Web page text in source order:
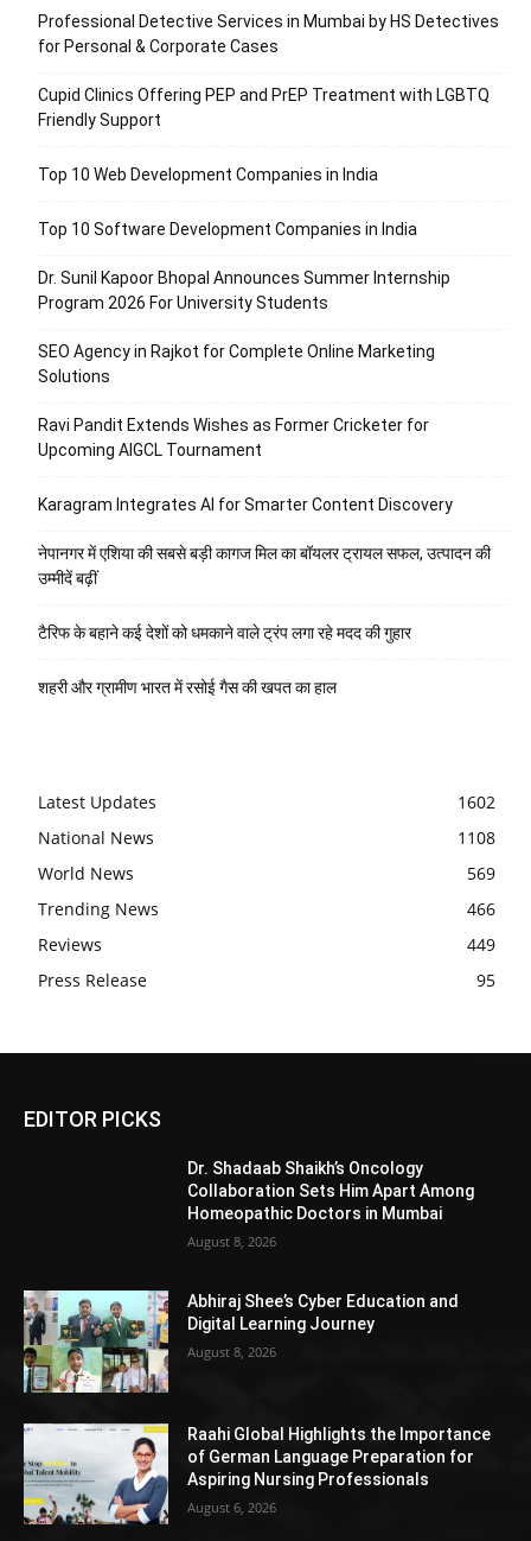
Professional Detective Services in Mumbai by HS Detectives
for Personal & Corporate Cases
Cupid Clinics Offering PEP and PrEP Treatment with LGBTQ
Friendly Support
Top 10 Web Development Companies in India
Top 10 Software Development Companies in India
Dr. Sunil Kapoor Bhopal Announces Summer Internship
Program 2026 For University Students
SEO Agency in Rajkot for Complete Online Marketing
Solutions
Ravi Pandit Extends Wishes as Former Cricketer for
Upcoming AIGCL Tournament
Karagram Integrates AI for Smarter Content Discovery
नेपानगर में एशिया की सबसे बड़ी कागज मिल का बॉयलर ट्रायल सफल, उत्पादन की
उम्मीदें बढ़ीं
टैरिफ के बहाने कई देशों को धमकाने वाले ट्रंप लगा रहे मदद की गुहार
शहरी और ग्रामीण भारत में रसोई गैस की खपत का हाल
Latest Updates
1602
National News
1108
World News
569
Trending News
466
Reviews
449
Press Release
95
EDITOR PICKS
Dr. Shadaab Shaikh’s Oncology
Collaboration Sets Him Apart Among
Homeopathic Doctors in Mumbai
August 8, 2026
Abhiraj Shee’s Cyber Education and
Digital Learning Journey
August 8, 2026
Raahi Global Highlights the Importance
of German Language Preparation for
Aspiring Nursing Professionals
August 6, 2026